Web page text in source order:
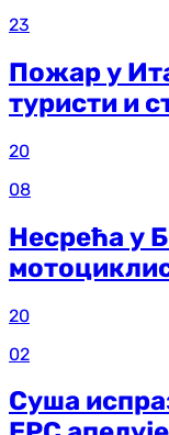
23
Пожар у
туристи и
20
08
Несрећа у
20
02
Суша